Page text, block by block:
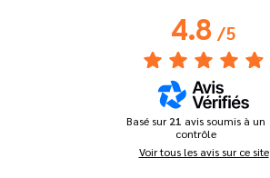
4.8/5
Basé sur21 avis soumis à un
contrôle
Voir tous les avis sur ce site